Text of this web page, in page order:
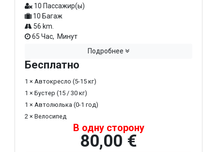
10 Пассажир(ы)
10 Багаж
56 km.
65 Час, Минут
Подробнее
Бесплатно
1 × Автокресло (5-15 кг)
1 × Бустер (15 / 30 кг)
1 × Автолюлька (0-1 год)
2 × Велосипед
В одну сторону
80,00 €